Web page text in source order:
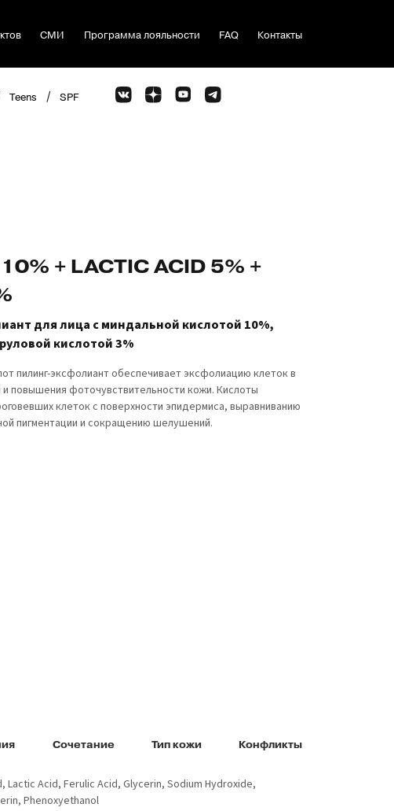
СМИ Программа лояльности FAQ Контакты
Teens / SPF
+ LACTIC ACID 5% +
для лица с миндальной кислотой 10%,
кислотой 3%
пилинг-эксфолиант обеспечивает эксфолиацию клеток в
повышения фоточувствительности кожи. Кислоты
клеток с поверхности эпидермиса, выравниванию
пигментации и сокращению шелушений.
Сочетание Тип кожи Конфликты
Lactic Acid, Ferulic Acid, Glycerin, Sodium Hydroxide,
Phenoxyethanol